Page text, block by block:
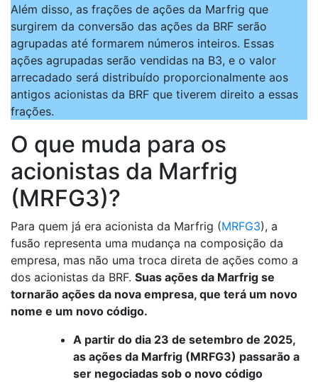
Além disso, as frações de ações da Marfrig que
surgirem da conversão das ações da BRF serão
agrupadas até formarem números inteiros. Essas
ações agrupadas serão vendidas na B3, e o valor
arrecadado será distribuído proporcionalmente aos
antigos acionistas da BRF que tiverem direito a essas
frações.
O que muda para os
acionistas da Marfrig
(MRFG3)?
Para quem já era acionista da Marfrig (MRFG3), a
fusão representa uma mudança na composição da
empresa, mas não uma troca direta de ações como a
dos acionistas da BRF. Suas ações da Marfrig se
tornarão ações da nova empresa, que terá um novo
nome e um novo código.
A partir do dia 23 de setembro de 2025,
as ações da Marfrig (MRFG3) passarão a
ser negociadas sob o novo código